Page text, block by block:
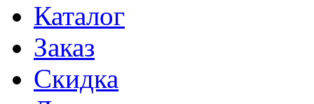
Каталог
Заказ
Скидка